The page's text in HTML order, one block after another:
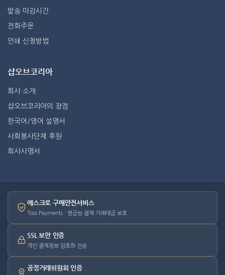
발송 마감시간
전화주문
인쇄 신청방법
샵오브코리아
회사 소개
샵오브코리아의 장점
한국어/영어 설명서
사회봉사단체 후원
회사사명서
에스크로 구매안전서비스
Toss Payments · 현금성 결제 거래대금 보호
SSL 보안 인증
개인·결제정보 암호화 전송
공정거래위원회 인증